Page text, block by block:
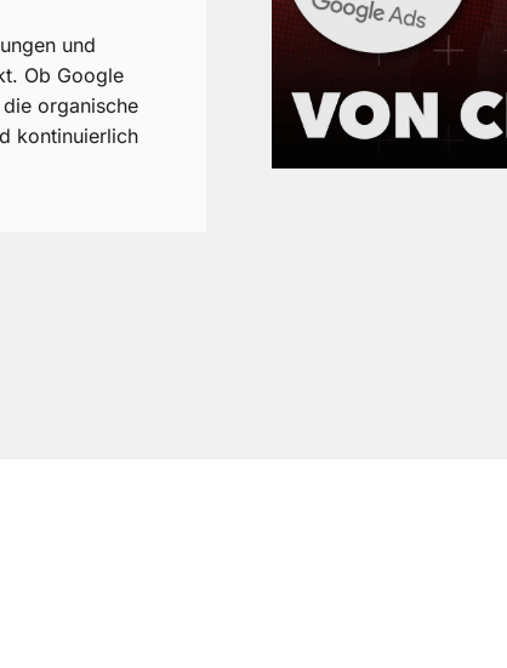
und
Ob Google
organische
kontinuierlich